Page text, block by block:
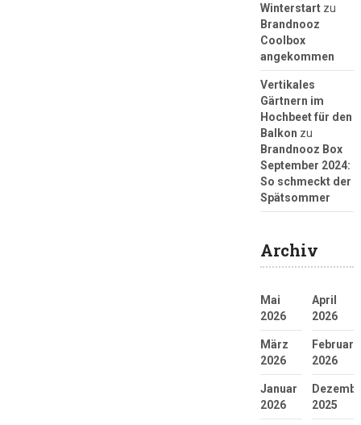
Winterstartzu
Brandnooz
Coolbox
angekommen
Vertikales
Gärtnern im
Hochbeet für den
Balkon zu
Brandnooz Box
September 2024:
So schmeckt der
Spätsommer
Archiv
Mai
2026
April
2026
März
2026
Februar
2026
Januar
2026
2025